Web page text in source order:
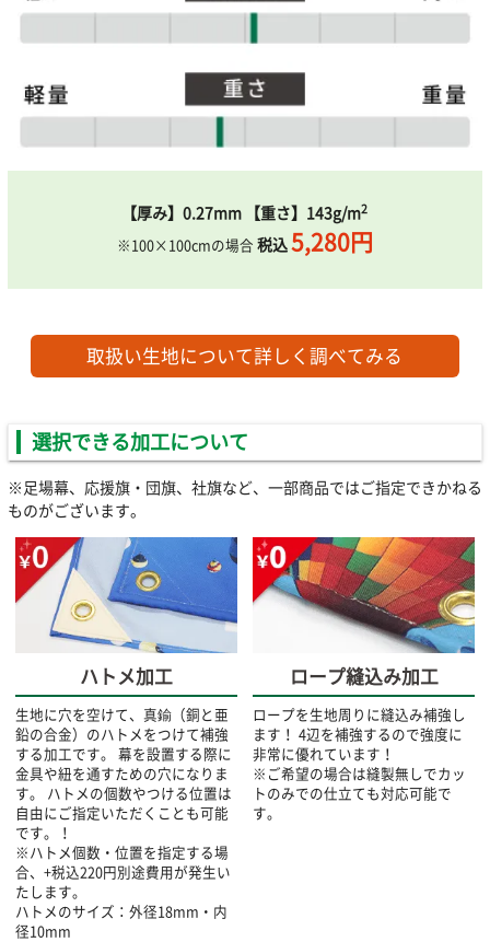
【厚み】0.27mm 【重さ】143g/m2
※100×100cmの場合 税込5,280円
取扱い生地について詳しく調べてみる
選択できる加工について
※足場幕、応援旗・団旗、社旗など、一部商品ではご指定できかねる
ものがございます。
ハトメ加工
生地に穴を空けて、真鍮（銅と亜
鉛の合金）のハトメをつけて補強
する加工です。 幕を設置する際に
金具や紐を通すための穴になりま
す。 ハトメの個数やつける位置は
自由にご指定いただくことも可能
です。！
※ハトメ個数・位置を指定する場
合、+税込220円別途費用が発生い
たします。
ハトメのサイズ：外径18mm・内
径10mm
ロープ縫込み加工
ロープを生地周りに縫込み補強し
ます！ 4辺を補強するので強度に
非常に優れています！
※ご希望の場合は縫製無しでカッ
トのみでの仕立ても対応可能で
す。